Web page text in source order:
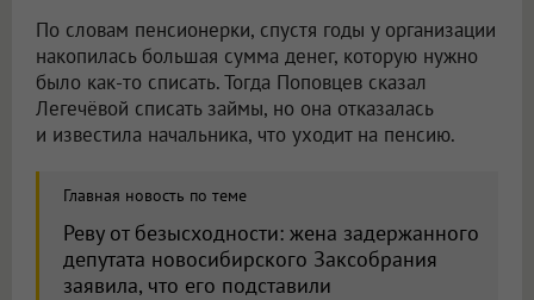
По словам пенсионерки, спустя годы у организации
накопилась большая сумма денег, которую нужно
было как-то списать. Тогда Поповцев сказал
Легечёвой списать займы, но она отказалась
и известила начальника, что уходит на пенсию.
Главная новость по теме
Реву от безысходности: жена задержанного
депутата новосибирского Заксобрания
заявила, что его подставили